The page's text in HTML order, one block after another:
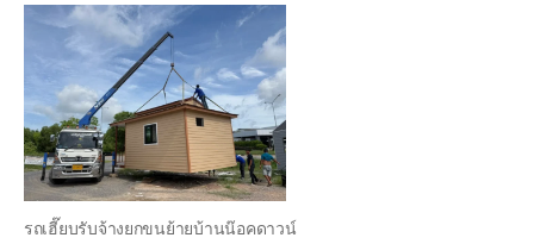
รถเฮี๊ยบรับจ้างยกขนย้ายบ้านน๊อคดาวน์